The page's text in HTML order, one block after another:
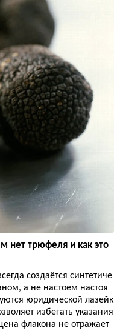
нет трюфеля и как это
создаётся синтетиче
а не настоем настоя
юридической лазейк
избегать указания
флакона не отражает